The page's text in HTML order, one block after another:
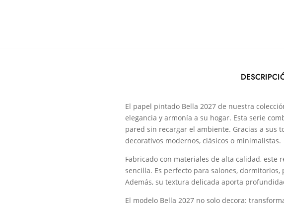
El papel pintado Bella 2027 de nuestra
elegancia y armonía a su hogar. Esta serie
pared sin recargar el ambiente. Gracias a sus
decorativos modernos, clásicos o minimalistas.
Fabricado con materiales de alta calidad,
sencilla. Es perfecto para salones,
Además, su textura delicada aporta
El modelo Bella 2027 no solo decora: